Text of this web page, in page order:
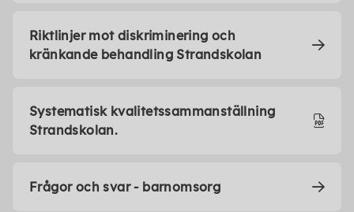
Riktlinjer mot diskriminering och
kränkande behandling Strandskolan
Systematisk kvalitetssammanställning
Strandskolan.
Frågor och svar - barnomsorg